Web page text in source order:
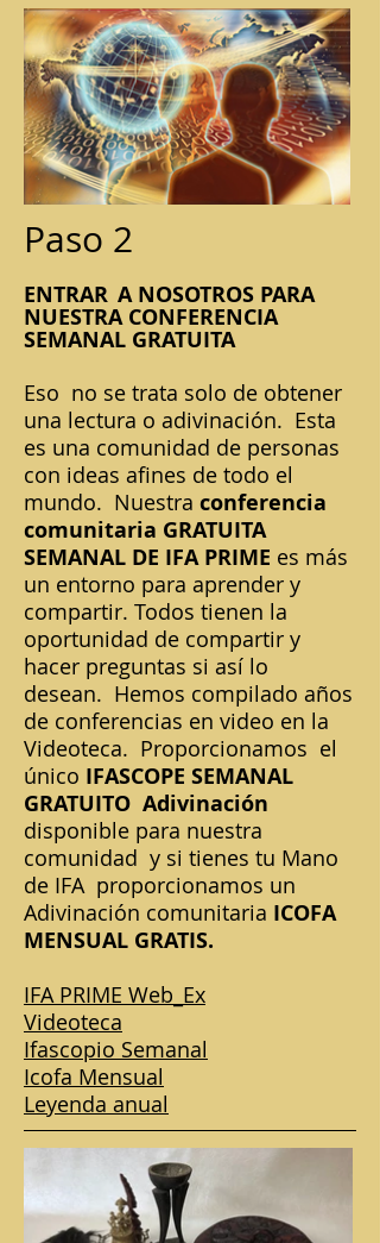
Paso 2
ENTRAR A NOSOTROS PARA
NUESTRA CONFERENCIA
SEMANAL GRATUITA
Eso no se trata solo de obtener
una lectura o adivinación. Esta
es una comunidad de personas
con ideas afines de todo el
mundo. Nuestra conferencia
comunitaria GRATUITA
SEMANAL DE IFA PRIME es más
un entorno para aprender y
compartir. Todos tienen la
oportunidad de compartir y
hacer preguntas si así lo
desean. Hemos compilado años
de conferencias en video en la
Videoteca. Proporcionamos el
único IFASCOPE SEMANAL
GRATUITO Adivinación
disponible para nuestra
comunidad y si tienes tu Mano
de IFA proporcionamos un
Adivinación comunitaria ICOFA
MENSUAL GRATIS.
IFA PRIME Web_Ex
Videoteca
Ifascopio Semanal
Icofa Mensual
Leyenda anual